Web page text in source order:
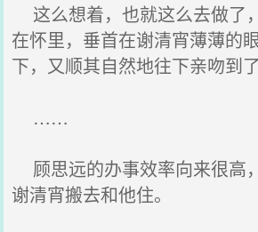
这么想着，也就这么去做了
在怀里，垂首在谢清宵薄薄的
下，又顺其自然地往下亲吻到了
……
顾思远的办事效率向来很高
谢清宵搬去和他住。